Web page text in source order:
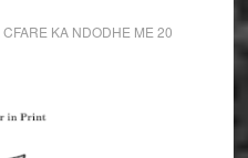
CFARE KA NDODHE ME 20